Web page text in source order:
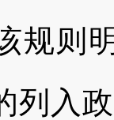
规则
列入